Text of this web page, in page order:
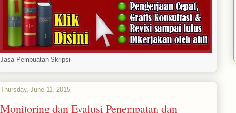
Jasa Pembuatan Skripsi
Thursday, June 11, 2015
Monitoring dan Evalusi Penempatan dan